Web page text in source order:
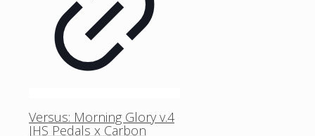
Versus: Morning Glory v.4
JHS Pedals x Carbon